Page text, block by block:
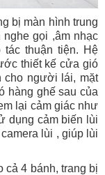
bị màn hình trung
gọi ,âm nhạc
tác thuận tiện. Hệ
thiết kế cửa gió
cho người lái, mặt
hàng ghế sau của
lại cảm giác như
dụng cảm biến lùi
lùi , giúp lùi
cả 4 bánh, trang bị